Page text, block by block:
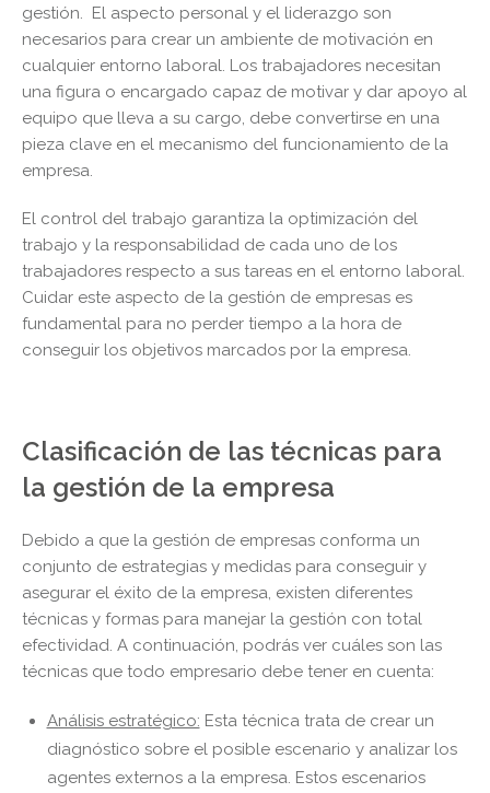
gestión. El aspecto personal y el liderazgo son
necesarios para crear un ambiente de motivación en
cualquier entorno laboral. Los trabajadores necesitan
una figura o encargado capaz de motivar y dar apoyo al
equipo que lleva a su cargo, debe convertirse en una
pieza clave en el mecanismo del funcionamiento de la
empresa.
El control del trabajo garantiza la optimización del
trabajo y la responsabilidad de cada uno de los
trabajadores respecto a sus tareas en el entorno laboral.
Cuidar este aspecto de la gestión de empresas es
fundamental para no perder tiempo a la hora de
conseguir los objetivos marcados por la empresa.
Clasificación de las técnicas para
la gestión de la empresa
Debido a que la gestión de empresas conforma un
conjunto de estrategias y medidas para conseguir y
asegurar el éxito de la empresa, existen diferentes
técnicas y formas para manejar la gestión con total
efectividad. A continuación, podrás ver cuáles son las
técnicas que todo empresario debe tener en cuenta:
Análisis estratégico: Esta técnica trata de crear un
diagnóstico sobre el posible escenario y analizar los
agentes externos a la empresa. Estos escenarios